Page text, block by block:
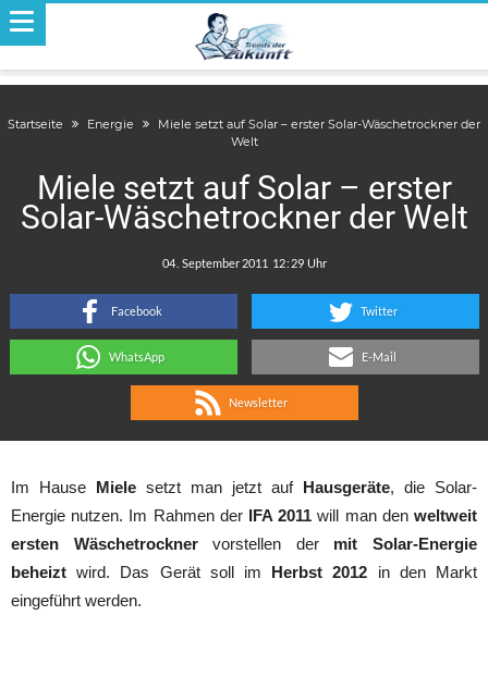
Startseite Energie
Miele setzt auf Solar – erster Solar-Wäschetrockner der
Welt
Miele setzt auf Solar – erster
Solar-Wäschetrockner der Welt
:
Facebook Twitter
WhatsApp E-Mail
Newsletter
Im Hause Miele setzt man jetzt auf Hausgeräte, die Solar-
Energie nutzen. Im Rahmen derIFA 2011 will man denweltweit
ersten Wäschetrocknervorstellen der mit Solar-Energie
beheizt wird. Das Gerät soll im Herbst 2012 in den Markt
eingeführt werden.